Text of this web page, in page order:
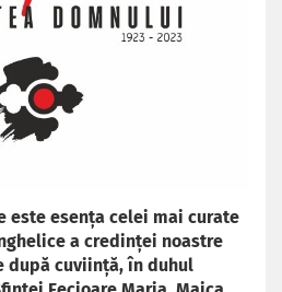
este esența celei mai curate
a credinței noastre
după cuviință, în duhul